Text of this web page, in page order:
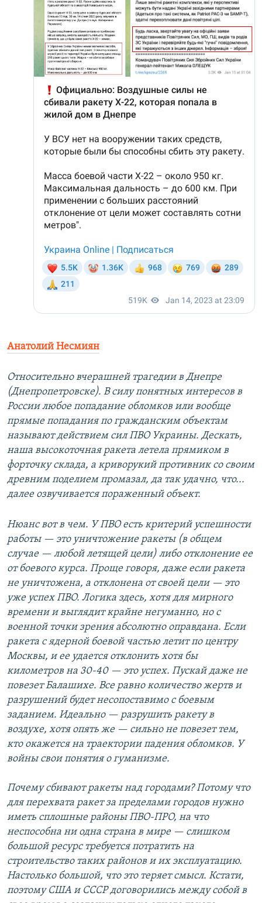
Анатолий Несмиян
Относительно вчерашней трагедии в Днепре
(Днепропетровске). В силу понятных интересов в
России любое попадание обломков или вообще
прямые попадания по гражданским объектам
называют действием сил ПВО Украины. Дескать,
наша высокоточная ракета летела прямиком в
форточку склада, а криворукий противник со своим
древним поделием промазал, да так удачно, что...
далее озвучивается пораженный объект.
Нюанс вот в чем. У ПВО есть критерий успешности
работы — это уничтожение ракеты (в общем
случае — любой летящей цели) либо отклонение ее
от боевого курса. Проще говоря, даже если ракета
не уничтожена, а отклонена от своей цели — это
уже успех ПВО. Логика здесь, хотя для мирного
времени и выглядит крайне негуманно, но с
военной точки зрения абсолютно оправдана. Если
ракета с ядерной боевой частью летит по центру
Москвы, и ее удается отклонить хотя бы
километров на 30-40 — это успех. Пускай даже не
повезет Балашихе. Все равно количество жертв и
разрушений будет несопоставимо с боевым
заданием. Идеально — разрушить ракету в
воздухе, хотя опять же — сильно не повезет тем,
кто окажется на траектории падения обломков. У
войны свои понятия о гуманизме.
Почему сбивают ракеты над городами? Потому что
для перехвата ракет за пределами городов нужно
иметь сплошные районы ПВО-ПРО, на что
неспособна ни одна страна в мире — слишком
большой ресурс требуется потратить на
строительство таких районов и их эксплуатацию.
Настолько большой, что это теряет смысл. Кстати,
поэтому США и СССР договорились между собой в